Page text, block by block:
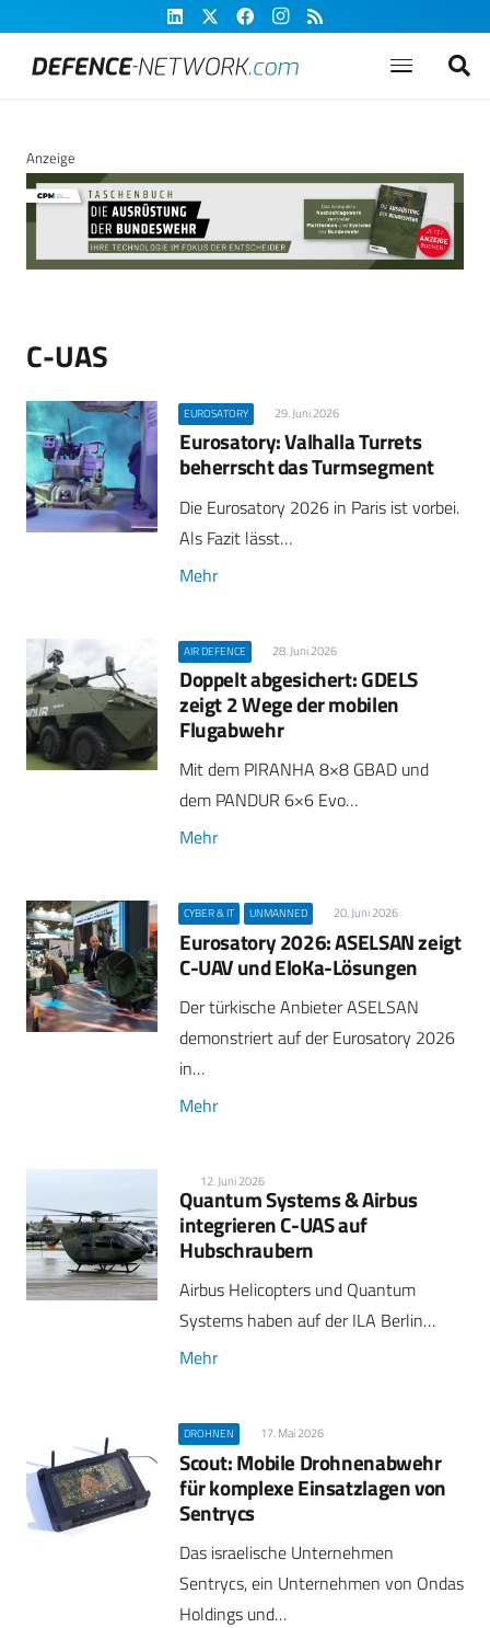
Anzeige
C-UAS
EUROSATORY 29. Juni 2026
Eurosatory: Valhalla Turrets
beherrscht das Turmsegment
Die Eurosatory 2026 in Paris ist vorbei.
Als Fazit lässt…
Mehr
AIR DEFENCE 28. Juni 2026
Doppelt abgesichert: GDELS
zeigt 2 Wege der mobilen
Flugabwehr
Mit dem PIRANHA 8×8 GBAD und
dem PANDUR 6×6 Evo…
Mehr
CYBER & IT UNMANNED 20. Juni 2026
Eurosatory 2026: ASELSAN zeigt
C-UAV und EloKa-Lösungen
Der türkische Anbieter ASELSAN
demonstriert auf der Eurosatory 2026
in…
Mehr
12. Juni 2026
Quantum Systems & Airbus
integrieren C-UAS auf
Hubschraubern
Airbus Helicopters und Quantum
Systems haben auf der ILA Berlin…
Mehr
DROHNEN 17. Mai 2026
Scout: Mobile Drohnenabwehr
für komplexe Einsatzlagen von
Sentrycs
Das israelische Unternehmen
Sentrycs, ein Unternehmen von Ondas
Holdings und…